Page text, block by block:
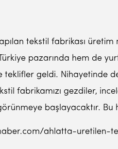
tekstil fabrikası
pazarında hem de
geldi. Nihayetinde
fabrikamızı gezdiler,
başlayacaktır. Bu
ahlatta-uretilen-